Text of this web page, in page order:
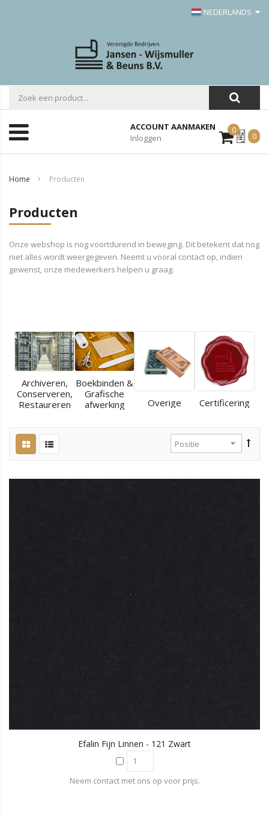
NEDERLANDS
ACCOUNT AANMAKEN
Inloggen
0Mijn
Offerte
0
Home Producten
Producten
Onze webshop is nog voortdurend in beweging. Dit betekent dat nog
niet alles wordt weergegeven. Neemt u vooral contact op, indien
gewenst, onze medewerkers helpen u graag.
Archiveren,
Conserveren,
Restaureren
Boekbinden &
Grafische
afwerking
Overige Certificering
Efalin Fijn Linnen - 121 Zwart
Neem contact met ons op voor prijs.